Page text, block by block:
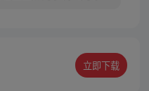
立即下载